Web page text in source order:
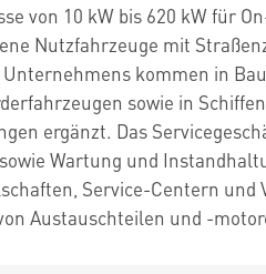
von 10 kW bis 620 kW für
Nutzfahrzeuge mit
kommen in
sowie in
ergänzt. Das
Wartung und
Service-Centern
Austauschteilen und -